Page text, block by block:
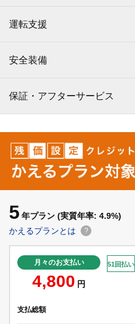
運転支援
安全装備
保証・アフターサービス
5 年プラン (実質年率: 4.9%)
かえるプランとは
?
月々のお支払い
4,800 円
51回払い
支払総額